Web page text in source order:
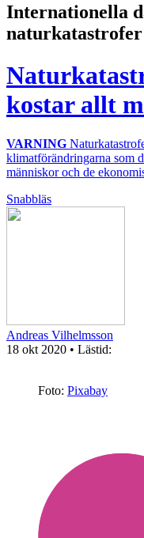
Internationella
naturkatastrofer
kostar allt
VARNING
klimatförändringarna som
människor och de
Snabbläs
Andreas Vilhelmsson
18 okt 2020 • Lästid:
Foto: Pixabay